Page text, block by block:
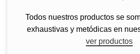
Todos nuestros productos se
exhaustivas y metódicas en
ver productos